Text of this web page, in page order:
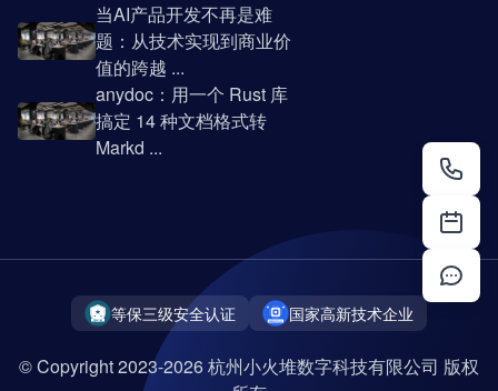
当AI产品开发不再是难
题：从技术实现到商业价
值的跨越 ...
anydoc：用一个 Rust 库
搞定 14 种文档格式转
Markd ...
等保三级安全认证 国家高新技术企业
© Copyright 2023-2026 杭州小火堆数字科技有限公司 版权